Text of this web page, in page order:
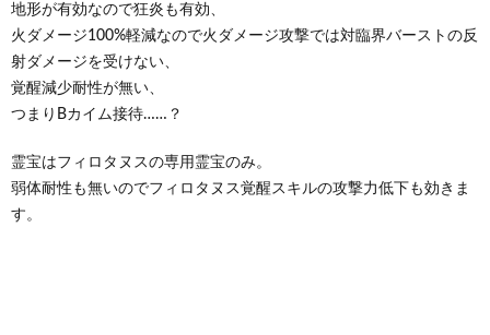
地形が有効なので狂炎も有効、
火ダメージ100%軽減なので火ダメージ攻撃では対臨界バーストの反
射ダメージを受けない、
覚醒減少耐性が無い、
つまりBカイム接待……？
霊宝はフィロタヌスの専用霊宝のみ。
弱体耐性も無いのでフィロタヌス覚醒スキルの攻撃力低下も効きま
す。